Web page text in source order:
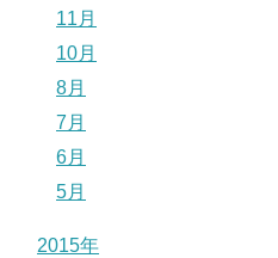
11月
10月
8月
7月
6月
5月
2015年